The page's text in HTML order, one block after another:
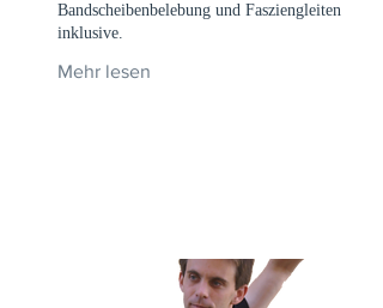
Bandscheibenbelebung und Fasziengleiten
inklusive.
Mehr lesen